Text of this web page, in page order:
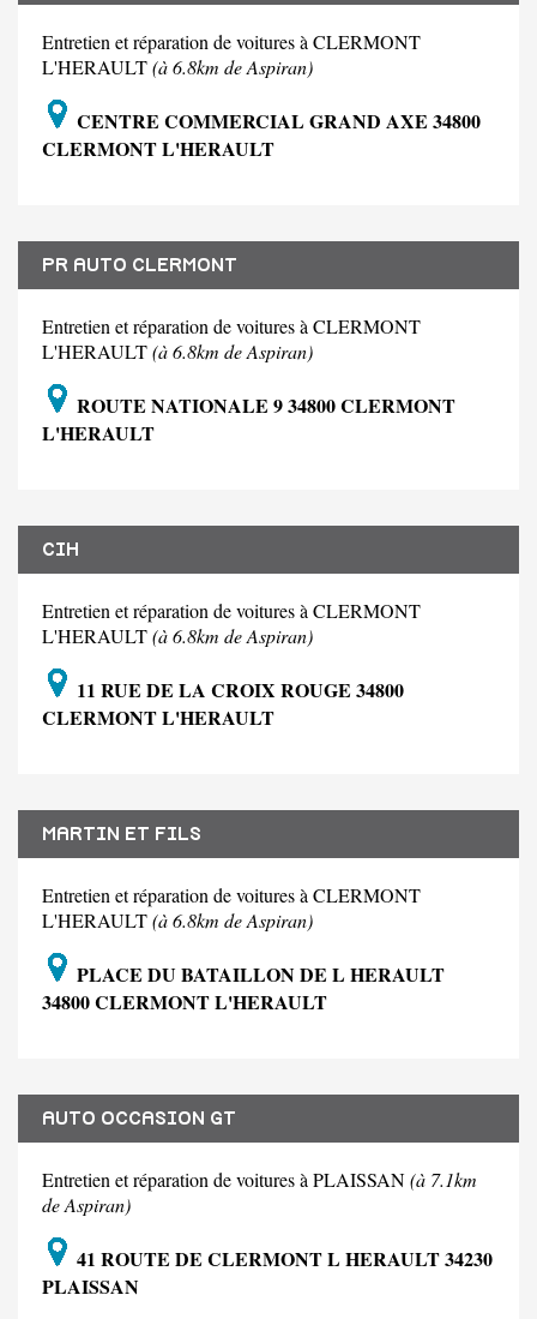
Entretien et réparation de voitures à CLERMONT
L'HERAULT(à 6.8km de Aspiran)
CENTRE COMMERCIAL GRAND AXE 34800
CLERMONT L'HERAULT
PR AUTO CLERMONT
Entretien et réparation de voitures à CLERMONT
L'HERAULT(à 6.8km de Aspiran)
ROUTE NATIONALE 9 34800 CLERMONT
L'HERAULT
CIH
Entretien et réparation de voitures à CLERMONT
L'HERAULT(à 6.8km de Aspiran)
11 RUE DE LA CROIX ROUGE 34800
CLERMONT L'HERAULT
MARTIN ET FILS
Entretien et réparation de voitures à CLERMONT
L'HERAULT(à 6.8km de Aspiran)
PLACE DU BATAILLON DE L HERAULT
34800 CLERMONT L'HERAULT
AUTO OCCASION GT
Entretien et réparation de voitures à PLAISSAN(à 7.1km
de Aspiran)
41 ROUTE DE CLERMONT L HERAULT 34230
PLAISSAN